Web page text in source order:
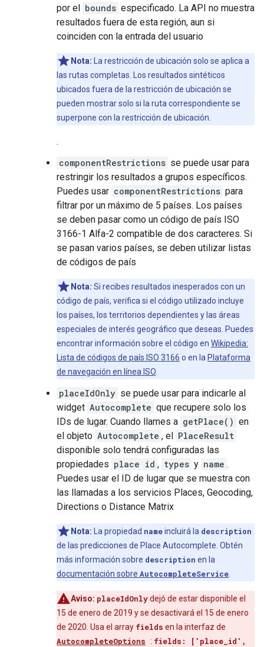
por el bounds especificado. La API no muestra
resultados fuera de esta región, aun si
coinciden con la entrada del usuario
Nota: La restricción de ubicación solo se aplica a
las rutas completas. Los resultados sintéticos
ubicados fuera de la restricción de ubicación se
pueden mostrar solo si la ruta correspondiente se
superpone con la restricción de ubicación.
.
componentRestrictions se puede usar para
restringir los resultados a grupos específicos.
Puedes usar componentRestrictions para
filtrar por un máximo de 5 países. Los países
se deben pasar como un código de país ISO
3166-1 Alfa-2 compatible de dos caracteres. Si
se pasan varios países, se deben utilizar listas
de códigos de país
Nota: Si recibes resultados inesperados con un
código de país, verifica si el código utilizado incluye
los países, los territorios dependientes y las áreas
especiales de interés geográfico que deseas. Puedes
encontrar información sobre el código en Wikipedia:
Lista de códigos de país ISO 3166 o en la Plataforma
de navegación en línea ISO
placeIdOnly se puede usar para indicarle al
widget Autocomplete que recupere solo los
IDs de lugar. Cuando llames a getPlace() en
el objeto Autocomplete , el PlaceResult
disponible solo tendrá configuradas las
propiedades place id , types y name .
Puedes usar el ID de lugar que se muestra con
las llamadas a los servicios Places, Geocoding,
Directions o Distance Matrix
Nota: La propiedad nameincluirá la description
de las predicciones de Place Autocomplete. Obtén
más información sobre description en la
documentación sobre AutocompleteService
Aviso: placeIdOnlydejó de estar disponible el
15 de enero de 2019 y se desactivará el 15 de enero
de 2020. Usa el array fields en la interfaz de
AutocompleteOptions : fields: ['place_id',